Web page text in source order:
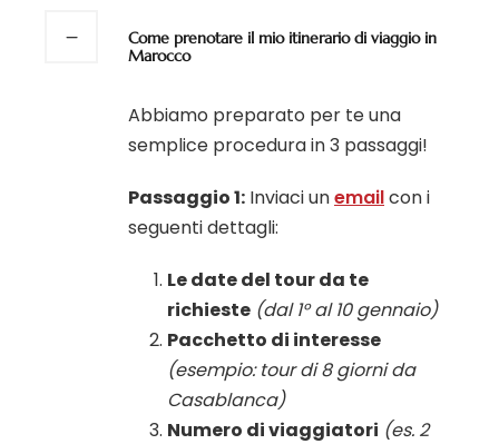
Come prenotare il mio itinerario di viaggio in
Marocco
Abbiamo preparato per te una
semplice procedura in 3 passaggi!
Passaggio 1: Inviaci unemailcon i
seguenti dettagli:
Le date del tour da te
richieste (dal 1° al 10 gennaio)
Pacchetto di interesse
(esempio: tour di 8 giorni da
Casablanca)
Numero di viaggiatori (es. 2